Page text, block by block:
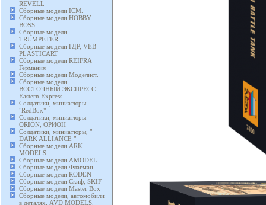
REVELL
Сборные модели ICM.
Сборные модели HOBBY
BOSS.
Сборные модели
TRUMPETER.
Сборные модели ГДР, VEB
PLASTICART
Сборные модели REIFRA
Германия
Сборные модели Моделист.
Сборные модели
ВОСТОЧНЫЙ ЭКСПРЕСС
Eastern Express
Солдатики, миниатюры
"RedBox"
Солдатики, миниатюры
ORION, ОРИОН
Солдатики, миниатюры, "
DARK ALLIANCE "
Сборные модели ARK
MODELS
Сборные модели AMODEL
Сборные модели Флагман
Сборные модели RODEN
Сборные модели Скиф, SKIF
Сборные модели Master Box
Сборные модели, автомобили
в деталях, AVD MODELS.